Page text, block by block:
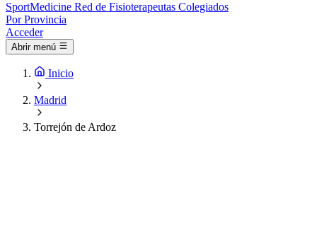
SportMedicine Red de Fisioterapeutas Colegiados
Por Provincia
Acceder
Abrir menú
Inicio
Madrid
Torrejón de Ardoz